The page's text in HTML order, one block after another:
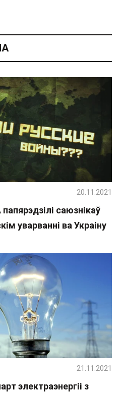
саюзнікаў
уварванні ва Украіну
20.11.2021
электраэнергіі з
21.11.2021